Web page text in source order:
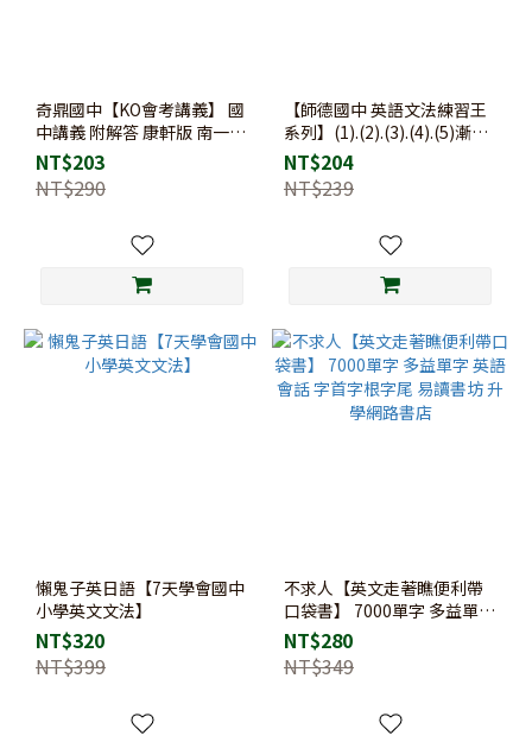
奇鼎國中【KO會考講義】 國
中講義 附解答 康軒版 南一版
翰林版 國文 英語 數學 自然
生物 理化 地科 社會 歷史 地
理 公民 國一 7上 7年級 國二
NT$203
NT$290
【師德國中 英語文法練習王
系列】(1).(2).(3).(4).(5)漸進
練習 完整歸納
NT$204
NT$239
懶鬼子英日語【7天學會國中
小學英文文法】
NT$320
NT$399
不求人【英文走著瞧便利帶
口袋書】 7000單字 多益單字
英語會話 字首字根字尾 易讀
書坊 升學網路書店
NT$280
NT$349